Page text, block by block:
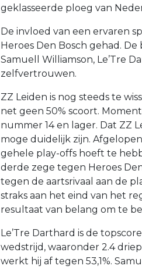
geklasseerde ploeg van
De invloed van een ervaren
Heroes Den Bosch gehad.
Samuell Williamson, Le’Tre
zelfvertrouwen.
ZZ Leiden is nog steeds te
net geen 50% scoort.
nummer 14 en lager. Dat ZZ
moge duidelijk zijn.
gehele play-offs hoeft te
derde zege tegen Heroes
tegen de aartsrivaal aan de
straks aan het eind van het
resultaat van belang om te
Le’Tre Darthard is de
wedstrijd, waaronder 2.4
werkt hij af tegen 53,1%.